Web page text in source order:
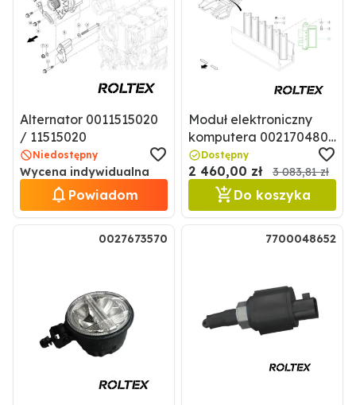
Alternator 0011515020
/ 11515020
Niedostępny
Wycena indywidualna
Powiadom
Moduł elektroniczny
komputera 0021704800
/ 21704800
Dostępny
2 460,00 zł 3 083,81 zł
Do koszyka
0027673570 7700048652